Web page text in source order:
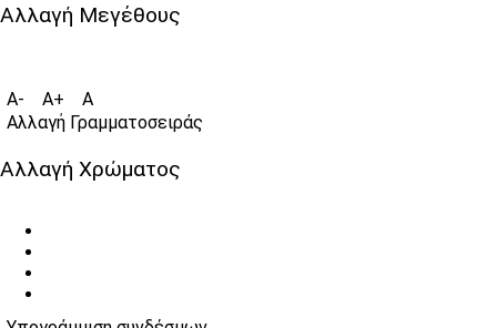
Αλλαγή Μεγέθους
A- A+
A
Αλλαγή Γραμματοσειράς
Αλλαγή Χρώματος